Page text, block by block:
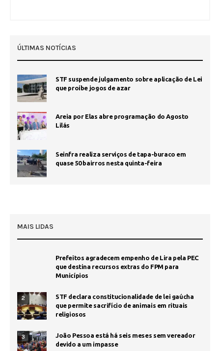
ÚLTIMAS NOTÍCIAS
STF suspende julgamento sobre aplicação de Lei
que proíbe jogos de azar
Areia por Elas abre programação do Agosto
Lilás
Seinfra realiza serviços de tapa-buraco em
quase 50 bairros nesta quinta-feira
MAIS LIDAS
Prefeitos agradecem empenho de Lira pela PEC
que destina recursos extras do FPM para
Municípios
2
STF declara constitucionalidade de lei gaúcha
que permite sacrifício de animais em rituais
religiosos
3
João Pessoa está há seis meses sem vereador
devido a um impasse